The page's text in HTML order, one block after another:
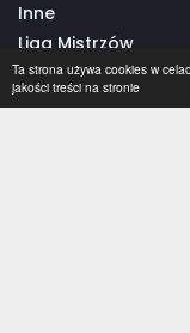
Ta strona używa cookies w
jakości treści na stronie
Inne
Liga Mistrzów
Liga Europy
Reprezentacje